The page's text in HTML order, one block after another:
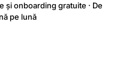
și onboarding gratuite · De
pe lună